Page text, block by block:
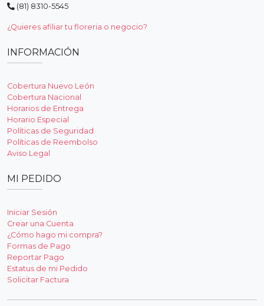
(81) 8310-5545
¿Quieres afiliar tu floreria o negocio?
INFORMACIÓN
Cobertura Nuevo León
Cobertura Nacional
Horarios de Entrega
Horario Especial
Políticas de Seguridad
Políticas de Reembolso
Aviso Legal
MI PEDIDO
Iniciar Sesión
Crear una Cuenta
¿Cómo hago mi compra?
Formas de Pago
Reportar Pago
Estatus de mi Pedido
Solicitar Factura